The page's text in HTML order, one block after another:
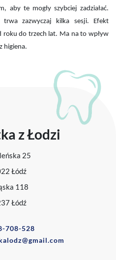
aby te mogły szybciej zadziałać.
zazwyczaj kilka sesji. Efekt
roku do trzech lat. Ma na to wpływ
higiena.
z Łodzi
25
Łódź
118
Łódź
708-528